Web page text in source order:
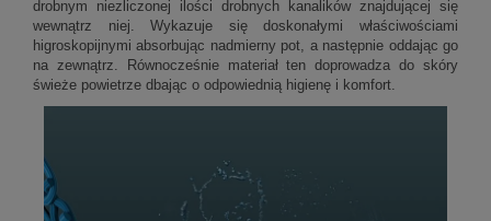
drobnym niezliczonej ilości drobnych kanalików znajdującej się
wewnątrz niej. Wykazuje się doskonałymi właściwościami
higroskopijnymi absorbując nadmierny pot, a następnie oddając go
na zewnątrz. Równocześnie materiał ten doprowadza do skóry
świeże powietrze dbając o odpowiednią higienę i komfort.